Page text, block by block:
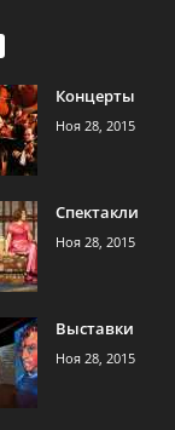
Концерты
Ноя 28, 2015
Спектакли
Ноя 28, 2015
Выставки
Ноя 28, 2015